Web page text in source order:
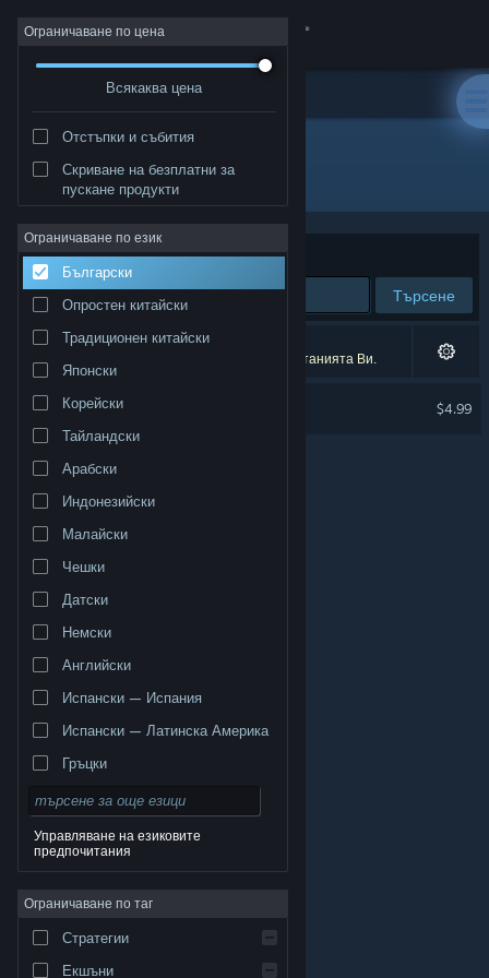
Вписване
Относно
Поддръжка
Смяна на езика
търговски марки принадлежат на съответните им
собственици в САЩ и други страни.
поверителност|Юридическа информация|
Достъпност|Условия за ползване на Steam
Възстановявания|Бисквитки
Ограничаване по цена
Всякаква цена
Отстъпки и събития
Скриване на безплатни за
пускане продукти
Ограничаване по език
Български
Опростен китайски
Традиционен китайски
Японски
Корейски
Тайландски
Арабски
Индонезийски
Малайски
Чешки
Датски
Немски
Английски
Испански — Испания
Испански — Латинска Америка
Гръцки
Управляване на езиковите
предпочитания
Ограничаване по таг
Стратегии
Екшъни
Разработчик: Among Giants
Сортиране по Съответстване
Търсене
1 резултат съответства на търсенето Ви.
5 заглавия бяха изключени спрямо предпочитанията Ви.
$4.99